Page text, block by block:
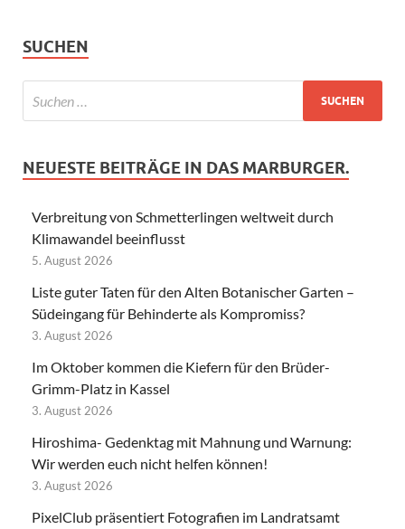
SUCHEN
NEUESTE BEITRÄGE IN DAS MARBURGER.
Verbreitung von Schmetterlingen weltweit durch
Klimawandel beeinflusst
5. August 2026
Liste guter Taten für den Alten Botanischer Garten –
Südeingang für Behinderte als Kompromiss?
3. August 2026
Im Oktober kommen die Kiefern für den Brüder-
Grimm-Platz in Kassel
3. August 2026
Hiroshima- Gedenktag mit Mahnung und Warnung:
Wir werden euch nicht helfen können!
3. August 2026
PixelClub präsentiert Fotografien im Landratsamt